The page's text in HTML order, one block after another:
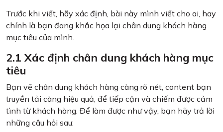
Trước khi viết, hãy xác định, bài này mình viết cho ai, hay
chính là bạn đang khắc họa lại chân dung khách hàng
mục tiêu của mình.
2.1 Xác định chân dung khách hàng mục
tiêu
Bạn vẽ chân dung khách hàng càng rõ nét, content bạn
truyền tải càng hiệu quả, để tiếp cận và chiếm được cảm
tình từ khách hàng. Để làm được như vậy, bạn hãy trả lời
những câu hỏi sau: